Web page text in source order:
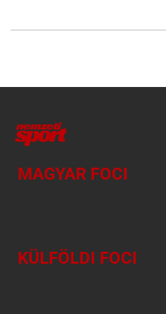
MAGYAR FOCI
KÜLFÖLDI FOCI